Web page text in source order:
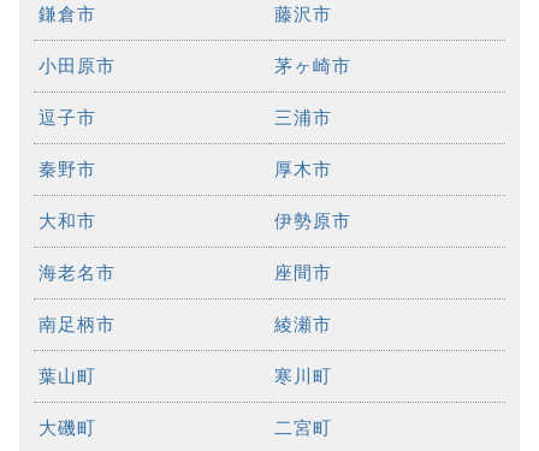
鎌倉市 藤沢市
小田原市 茅ヶ崎市
逗子市 三浦市
秦野市 厚木市
大和市 伊勢原市
海老名市 座間市
南足柄市 綾瀬市
葉山町 寒川町
大磯町 二宮町